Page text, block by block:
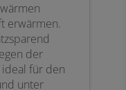
erwärmen.
der
für den
unter